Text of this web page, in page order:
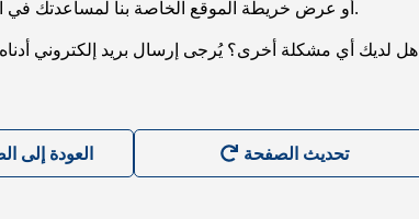
URL، أو عرض خريطة الموقع الخاصة بنا لمساعدتك في العثور على ما تريد.
هل لديك أي مشكلة أخرى؟ يُرجى إرسال بريد إلكتروني
العودة إلى